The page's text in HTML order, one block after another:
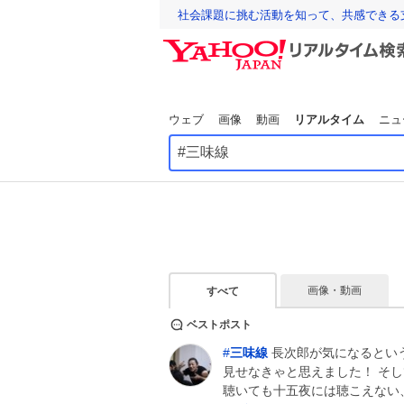
社会課題に挑む活動を知って、共感でき
ウェブ 画像 動画 リアルタイム ニ
すべて 画像・動画
ベストポスト
#三味線 長次郎が気になるとい
見せなきゃと思えました！ そ
聴いても十五夜には聴こえな